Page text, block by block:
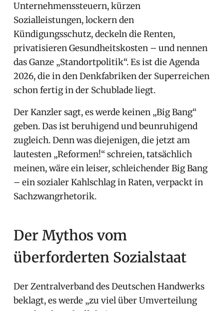
Unternehmenssteuern, kürzen
Sozialleistungen, lockern den
Kündigungsschutz, deckeln die Renten,
privatisieren Gesundheitskosten – und nennen
das Ganze „Standortpolitik“. Es ist die Agenda
2026, die in den Denkfabriken der Superreichen
schon fertig in der Schublade liegt.
Der Kanzler sagt, es werde keinen „Big Bang“
geben. Das ist beruhigend und beunruhigend
zugleich. Denn was diejenigen, die jetzt am
lautesten „Reformen!“ schreien, tatsächlich
meinen, wäre ein leiser, schleichender Big Bang
– ein sozialer Kahlschlag in Raten, verpackt in
Sachzwangrhetorik.
Der Mythos vom
überforderten Sozialstaat
Der Zentralverband des Deutschen Handwerks
beklagt, es werde „zu viel über Umverteilung